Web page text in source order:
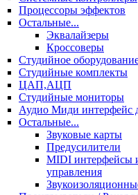
Процессоры эффектов
Остальные...
Эквалайзеры
Кроссоверы
Студийное
Студийные комплекты
ЦАП,АЦП
Студийные мониторы
Аудио Миди интерфейс
Остальные...
Звуковые карты
Предусилители
MIDI интерфейсы
управления